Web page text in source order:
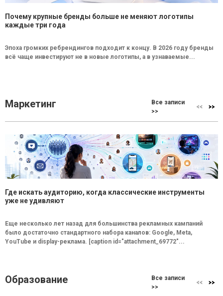
Почему крупные бренды больше не меняют логотипы
каждые три года
Эпоха громких ребрендингов подходит к концу. В 2026 году бренды
всё чаще инвестируют не в новые логотипы, а в узнаваемые...
Маркетинг
Все записи
>>
Где искать аудиторию, когда классические инструменты
уже не удивляют
Еще несколько лет назад для большинства рекламных кампаний
было достаточно стандартного набора каналов: Google, Meta,
YouTube и display-реклама. [caption id="attachment_69772"...
Образование
Все записи
>>